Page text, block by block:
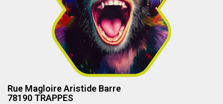
Rue Magloire Aristide Barre
78190 TRAPPES